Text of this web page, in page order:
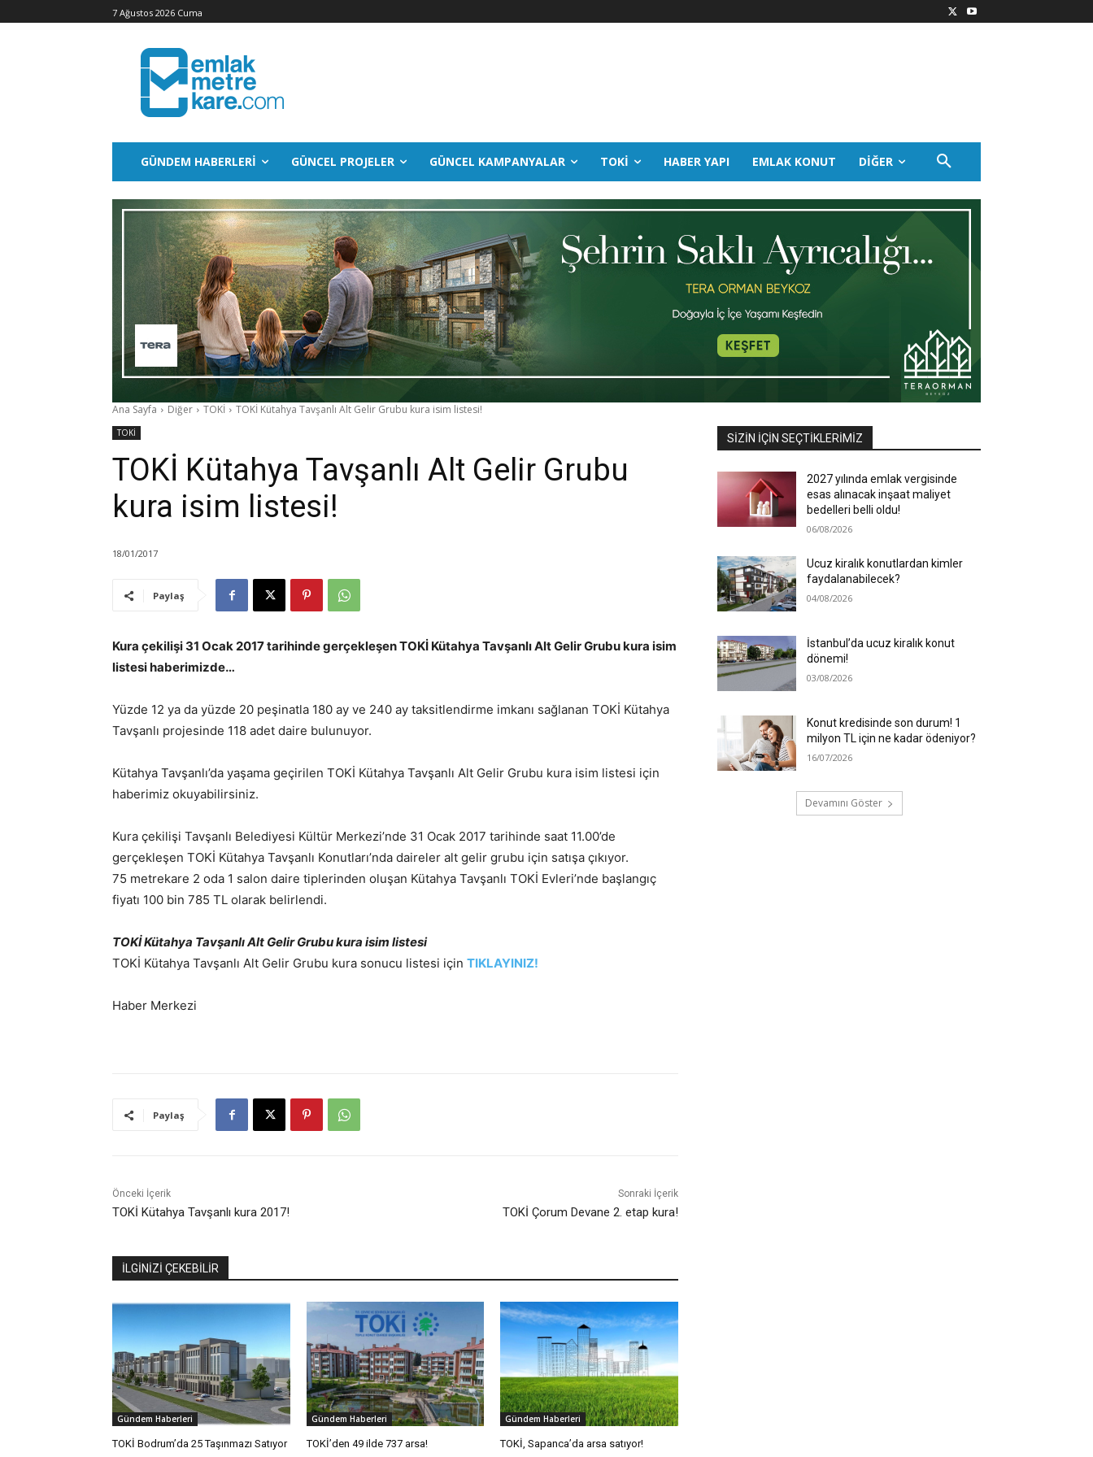
7 Ağustos 2026 Cuma
GÜNDEM HABERLERI GÜNCEL PROJELER GÜNCEL KAMPANYALAR TOKİ HABER YAPI EMLAK KONUT DIĞER
Ana Sayfa Diğer TOKİ TOKİ Kütahya Tavşanlı Alt Gelir Grubu kura isim listesi!
TOKİ
TOKİ Kütahya Tavşanlı Alt Gelir Grubu
kura isim listesi!
18/01/2017
Paylaş
Kura çekilişi 31 Ocak 2017 tarihinde gerçekleşen TOKİ Kütahya Tavşanlı Alt Gelir Grubu kura isim
listesi haberimizde…
Yüzde 12 ya da yüzde 20 peşinatla 180 ay ve 240 ay taksitlendirme imkanı sağlanan TOKİ Kütahya
Tavşanlı projesinde 118 adet daire bulunuyor.
Kütahya Tavşanlı’da yaşama geçirilen TOKİ Kütahya Tavşanlı Alt Gelir Grubu kura isim listesi için
haberimiz okuyabilirsiniz.
Kura çekilişi Tavşanlı Belediyesi Kültür Merkezi’nde 31 Ocak 2017 tarihinde saat 11.00’de
gerçekleşen TOKİ Kütahya Tavşanlı Konutları’nda daireler alt gelir grubu için satışa çıkıyor.
75 metrekare 2 oda 1 salon daire tiplerinden oluşan Kütahya Tavşanlı TOKİ Evleri’nde başlangıç
fiyatı 100 bin 785 TL olarak belirlendi.
TOKİ Kütahya Tavşanlı Alt Gelir Grubu kura isim listesi
TOKİ Kütahya Tavşanlı Alt Gelir Grubu kura sonucu listesi için TIKLAYINIZ!
Haber Merkezi
Paylaş
Önceki İçerik
TOKİ Kütahya Tavşanlı kura 2017!
Sonraki İçerik
TOKİ Çorum Devane 2. etap kura!
İLGİNİZİ ÇEKEBİLİR
Gündem Haberleri
TOKİ Bodrum’da 25 Taşınmazı Satıyor
Gündem Haberleri
TOKİ’den 49 ilde 737 arsa!
Gündem Haberleri
TOKİ, Sapanca’da arsa satıyor!
SIZIN İÇIN SEÇTIKLERIMIZ
2027 yılında emlak vergisinde
esas alınacak inşaat maliyet
bedelleri belli oldu!
06/08/2026
Ucuz kiralık konutlardan kimler
faydalanabilecek?
04/08/2026
İstanbul’da ucuz kiralık konut
dönemi!
03/08/2026
Konut kredisinde son durum! 1
milyon TL için ne kadar ödeniyor?
16/07/2026
Devamını Göster